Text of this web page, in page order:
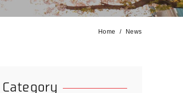
Home News
Category